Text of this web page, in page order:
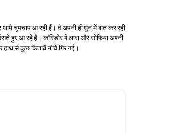
चुपचाप आ रही हैं। वे अपनी ही धुन में बात कर रही
हुए आ रहे हैं। कॉरिडोर में लारा और सोफिया अपनी
हाथ से कुछ किताबें नीचे गिर गईं।